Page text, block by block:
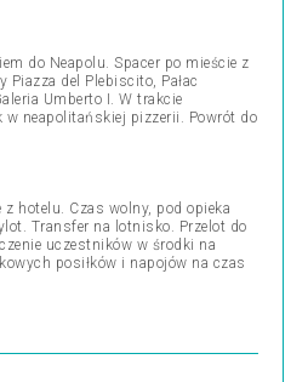
do Neapolu. Spacer po mieście z
del Plebiscito, Pałac
Umberto I. W trakcie
w neapolitańskiej pizzerii. Powrót do
hotelu. Czas wolny, pod opieka
Transfer na lotnisko. Przelot do
uczestników w środki na
posiłków i napojów na czas